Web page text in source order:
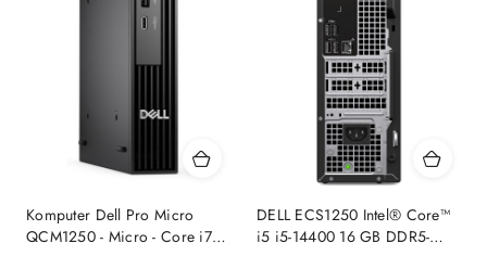
Komputer Dell Pro Micro
QCM1250 - Micro - Core i7
DELL ECS1250 Intel® Core™
i5 i5-14400 16 GB DDR5-